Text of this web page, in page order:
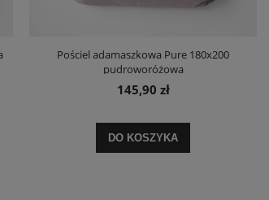
Pościel adamaszkowa Pure 180x200
pudroworóżowa
145,90 zł
DO KOSZYKA